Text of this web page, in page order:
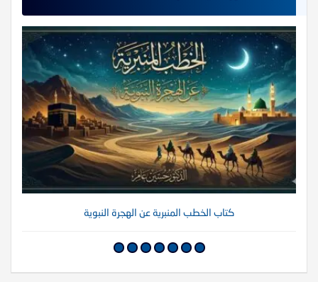
كتاب الخطب المنبرية عن الهجرة النبوية